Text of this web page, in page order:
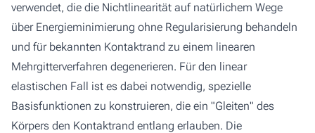
verwendet, die die Nichtlinearität auf natürlichem Wege
über Energieminimierung ohne Regularisierung behandeln
und für bekannten Kontaktrand zu einem linearen
Mehrgitterverfahren degenerieren. Für den linear
elastischen Fall ist es dabei notwendig, spezielle
Basisfunktionen zu konstruieren, die ein "Gleiten" des
Körpers den Kontaktrand entlang erlauben. Die